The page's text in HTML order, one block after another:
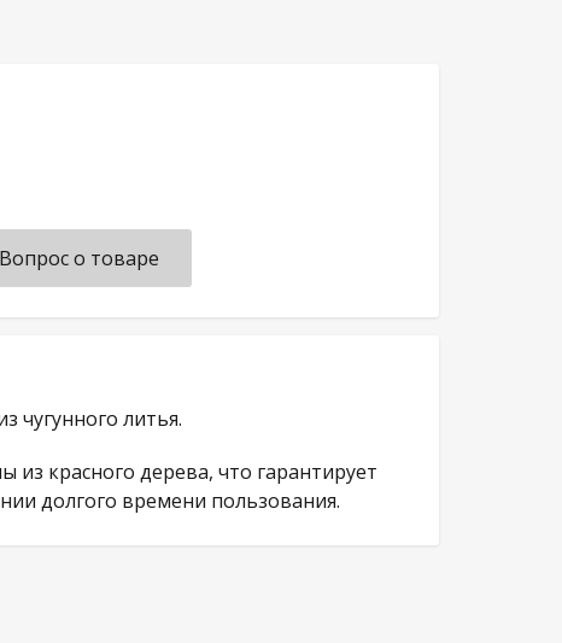
Вопрос о товаре
чугунного литья.
красного дерева, что гарантирует
долгого времени пользования.